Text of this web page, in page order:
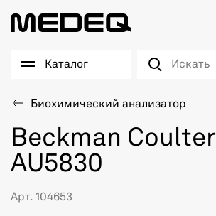
Каталог
Биохимический анализатор
Beckman Coulter
AU5830
Арт. 104653